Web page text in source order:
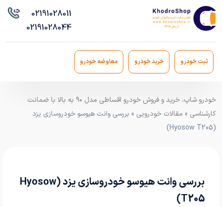
02191028011
02191028044
ثبت خودرو خرید خودرو معاوضه خودرو
خودرو شاپ، خرید و فروش خودرو اقساطی مدل ۹۰ به بالا با ضمانت
کارشناسی » مقالات خودرویی » بررسی وانت هیوسو خودروسازی یزد
(Hyosow T205)
بررسی وانت هیوسو خودروسازی یزد (Hyosow
T205)